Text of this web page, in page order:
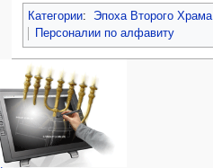
Категории:
Эпоха Второго Храма
Персоналии по алфавиту
Навигация
персональные инструменты
войти
запрос
учётной
записи
категории
Израиль:Страна и
государство
Иудаизм
Народ
Проекты
Проекты/Участники/
дополнения